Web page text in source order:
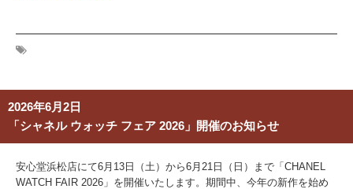
2026年6月2日
「シャネル ウォッチ フェア 2026」開催のお知らせ
安心堂浜松店にて6月13日（土）から6月21日（日）まで「CHANEL
WATCH FAIR 2026」を開催いたします。期間中、今年の新作を始め